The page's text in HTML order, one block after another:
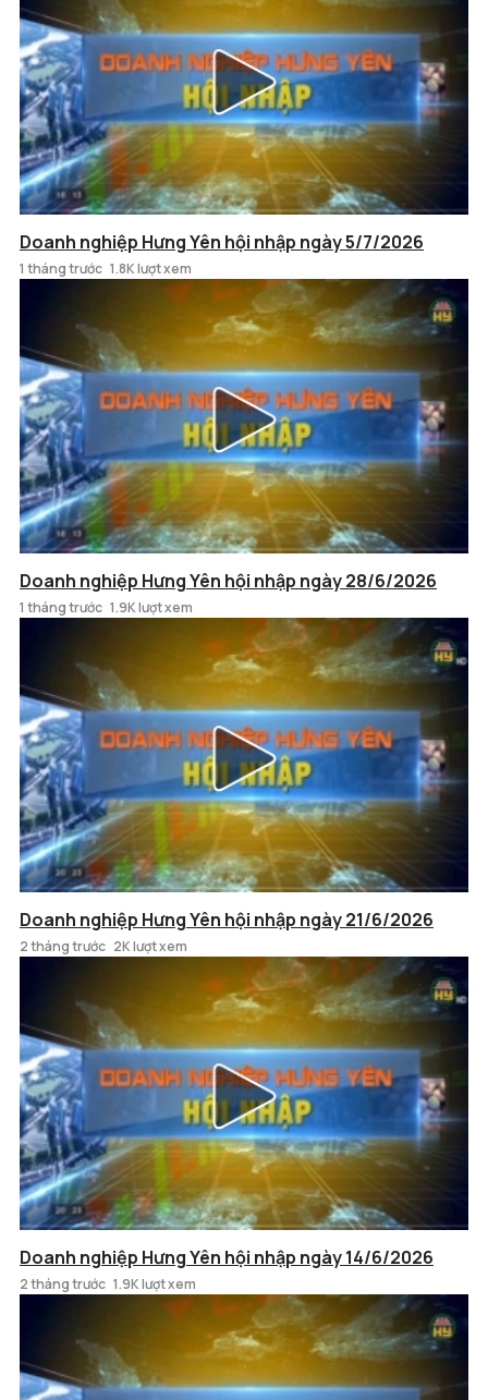
Doanh nghiệp Hưng Yên hội nhập ngày 5/7/2026
1 tháng trước 1.8K lượt xem
Doanh nghiệp Hưng Yên hội nhập ngày 28/6/2026
1 tháng trước 1.9K lượt xem
Doanh nghiệp Hưng Yên hội nhập ngày 21/6/2026
2 tháng trước 2K lượt xem
Doanh nghiệp Hưng Yên hội nhập ngày 14/6/2026
2 tháng trước 1.9K lượt xem